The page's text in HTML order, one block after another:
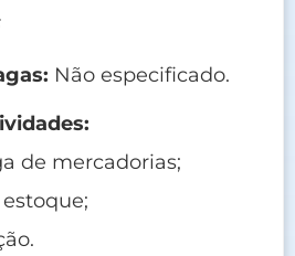
Não especificado.
de mercadorias;